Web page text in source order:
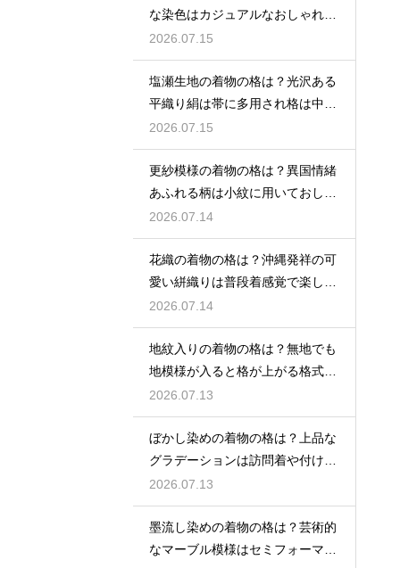
な染色はカジュアルなおしゃれ着
に最適
2026.07.15
塩瀬生地の着物の格は？光沢ある
平織り絹は帯に多用され格は中位
程度
2026.07.15
更紗模様の着物の格は？異国情緒
あふれる柄は小紋に用いておしゃ
れ着向き
2026.07.14
花織の着物の格は？沖縄発祥の可
愛い絣織りは普段着感覚で楽しめ
る
2026.07.14
地紋入りの着物の格は？無地でも
地模様が入ると格が上がる格式を
解説
2026.07.13
ぼかし染めの着物の格は？上品な
グラデーションは訪問着や付け下
げで格調アップ
2026.07.13
墨流し染めの着物の格は？芸術的
なマーブル模様はセミフォーマル